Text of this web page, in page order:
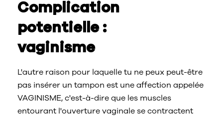
Complication
potentielle :
vaginisme
L'autre raison pour laquelle tu ne peux peut-être
pas insérer un tampon est une affection appelée
VAGINISME, c'est-à-dire que les muscles
entourant l'ouverture vaginale se contractent